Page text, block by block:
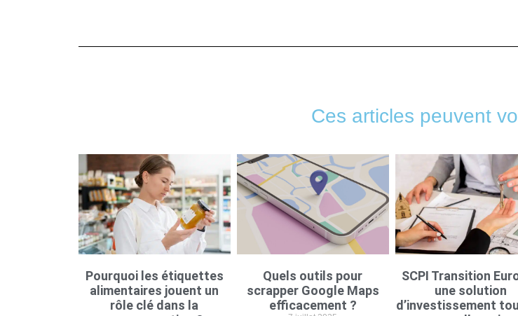
Ces articles peuvent
Pourquoi les étiquettes
alimentaires jouent un
rôle clé dans la
Quels outils pour
scrapper Google Maps
efficacement ?
SCPI Transition
une solution
d’investissement